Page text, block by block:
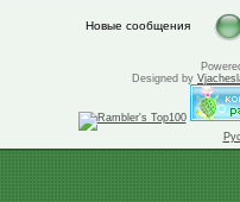
Новые сообщения
Designed by